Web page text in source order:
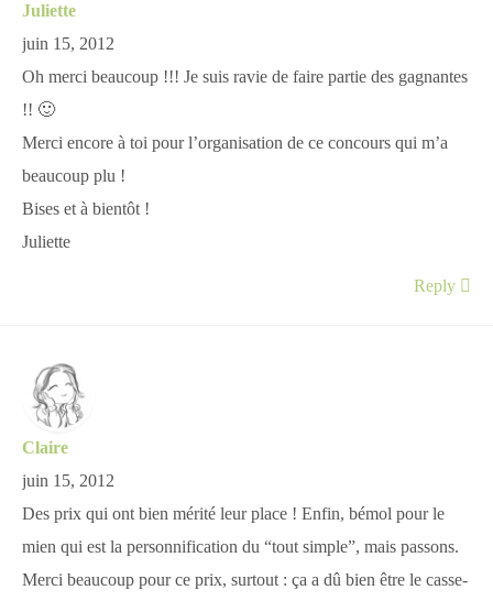
Juliette
juin 15, 2012
Oh merci beaucoup !!! Je suis ravie de faire partie des gagnantes
!! 🙂
Merci encore à toi pour l’organisation de ce concours qui m’a
beaucoup plu !
Bises et à bientôt !
Juliette
Reply
Claire
juin 15, 2012
Des prix qui ont bien mérité leur place ! Enfin, bémol pour le
mien qui est la personnification du “tout simple”, mais passons.
Merci beaucoup pour ce prix, surtout : ça a dû bien être le casse-